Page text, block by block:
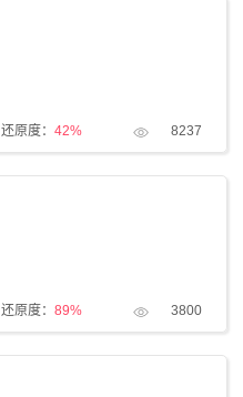
还原度： 42% 8237
还原度： 89% 3800